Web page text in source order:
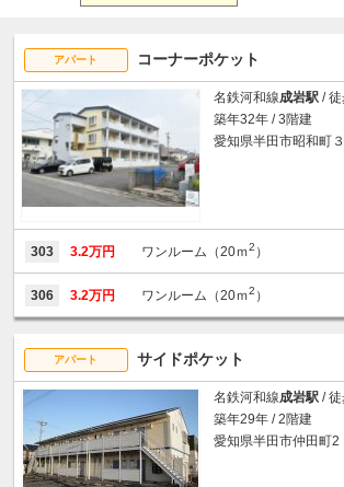
アパート コーナーポケット
名鉄河和線成岩駅 /
築年32年 / 3階建
愛知県半田市昭和町３
303 3.2万円 ワンルーム（20ｍ2 ）
306 3.2万円 ワンルーム（20ｍ2 ）
アパート サイドポケット
名鉄河和線成岩駅 /
築年29年 / 2階建
愛知県半田市仲田町2